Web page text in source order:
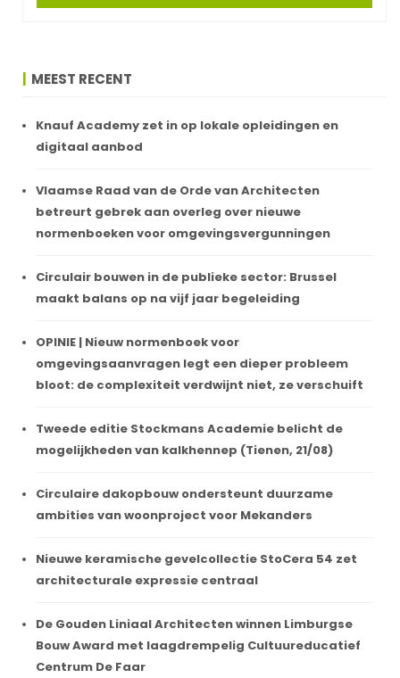
MEEST RECENT
Knauf Academy zet in op lokale opleidingen en
digitaal aanbod
Vlaamse Raad van de Orde van Architecten
betreurt gebrek aan overleg over nieuwe
normenboeken voor omgevingsvergunningen
Circulair bouwen in de publieke sector: Brussel
maakt balans op na vijf jaar begeleiding
OPINIE | Nieuw normenboek voor
omgevingsaanvragen legt een dieper probleem
bloot: de complexiteit verdwijnt niet, ze verschuift
Tweede editie Stockmans Academie belicht de
mogelijkheden van kalkhennep (Tienen, 21/08)
Circulaire dakopbouw ondersteunt duurzame
ambities van woonproject voor Mekanders
Nieuwe keramische gevelcollectie StoCera 54 zet
architecturale expressie centraal
De Gouden Liniaal Architecten winnen Limburgse
Bouw Award met laagdrempelig Cultuureducatief
Centrum De Faar